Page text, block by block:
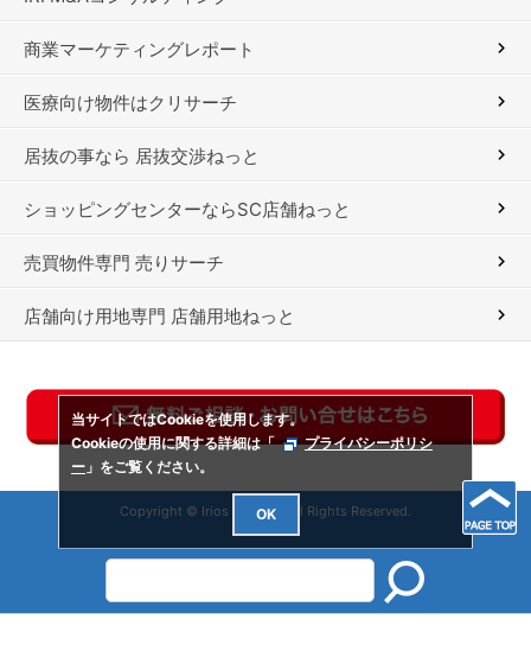
商業マーケティングレポート
医療向け物件はクリサーチ
居抜の事なら 居抜交渉ねっと
ショッピングセンターならSC店舗ねっと
売買物件専門 売りサーチ
店舗向け用地専門 店舗用地ねっと
Copyright © Irios Co., Ltd. All Rights Reserved.
当サイトではCookieを使用します。
Cookieの使用に関する詳細は「
プライバシーポリシ
ー 」をご覧ください。
OK